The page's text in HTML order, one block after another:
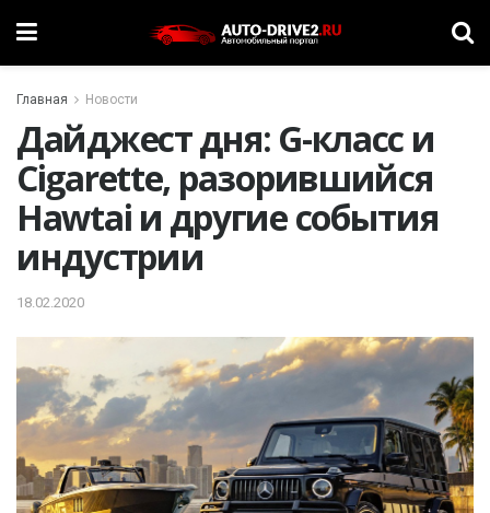
Главная Новости
Дайджест дня: G-класс и
Cigarette, разорившийся
Hawtai и другие события
индустрии
18.02.2020